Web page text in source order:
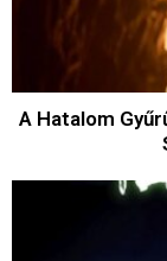
A Hatalom